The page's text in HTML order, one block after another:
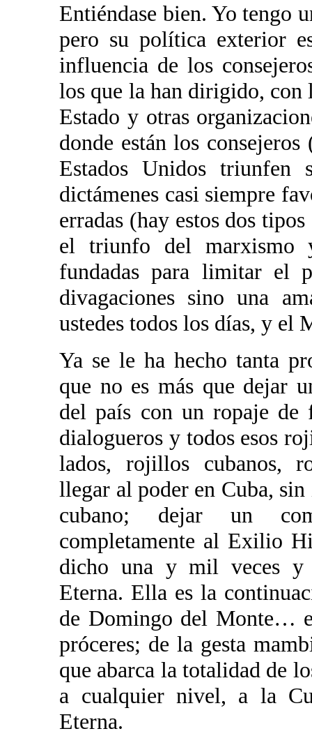
Entiéndase bien. Yo tengo
pero su política exterior
influencia de los
los que la han dirigido, con
Estado y otras
donde están los
Estados Unidos
dictámenes casi siempre
erradas (hay estos dos
el triunfo del marxismo
fundadas para limitar el
divagaciones sino una
ustedes todos los días, y el
Ya se le ha hecho tanta
que no es más que dejar
del país con un ropaje de
dialogueros y todos esos
lados, rojillos cubanos,
llegar al poder en Cuba,
cubano; dejar un
completamente al Exilio
dicho una y mil veces y
Eterna. Ella es la
de Domingo del Monte…
próceres; de la gesta
que abarca la totalidad de
a cualquier nivel, a la
Eterna.